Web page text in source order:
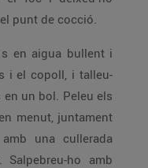
punt de cocció.
s en aigua bullent i
i el copoll, i talleu-
amb una cullerada
ho amb